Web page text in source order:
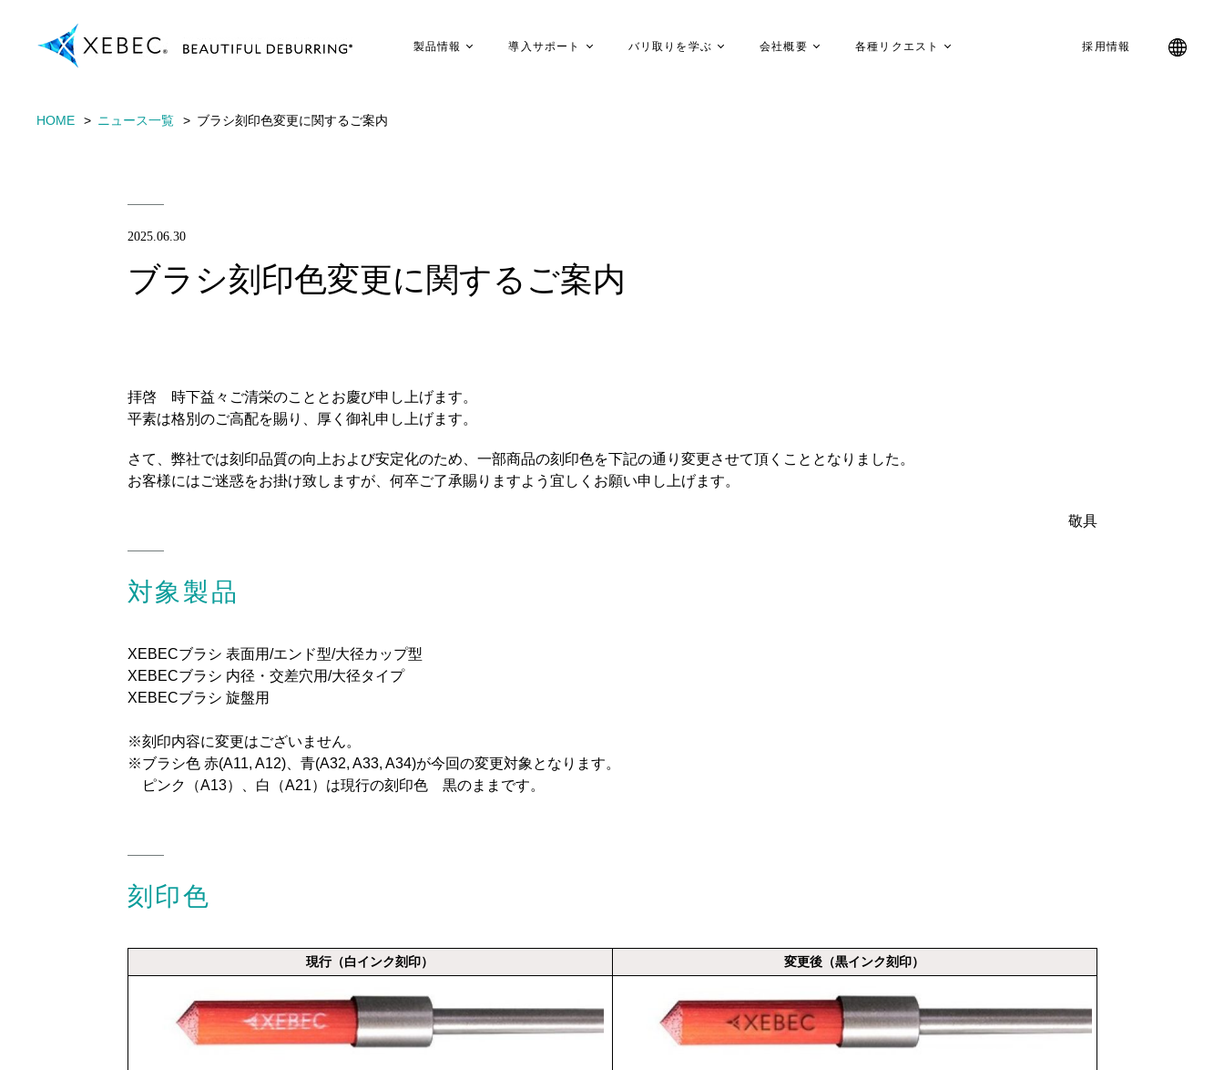
製品情報 導入サポート バリ取りを学ぶ 会社概要 各種リクエスト 採用情報
HOME ニュース一覧 ブラシ刻印色変更に関するご案内
2025.06.30
ブラシ刻印色変更に関するご案内
拝啓 時下益々ご清栄のこととお慶び申し上げます。
平素は格別のご高配を賜り、厚く御礼申し上げます。
さて、弊社では刻印品質の向上および安定化のため、一部商品の刻印色を下記の通り変更させて頂くこととなりました。
お客様にはご迷惑をお掛け致しますが、何卒ご了承賜りますよう宜しくお願い申し上げます。
敬具
対象製品
XEBECブラシ 表面用/エンド型/大径カップ型
XEBECブラシ 内径・交差穴用/大径タイプ
XEBECブラシ 旋盤用
※刻印内容に変更はございません。
※ブラシ色 赤(A11, A12)、青(A32, A33, A34)が今回の変更対象となります。
ピンク（A13）、白（A21）は現行の刻印色 黒のままです。
刻印色
現行（白インク刻印） 変更後（黒インク刻印）